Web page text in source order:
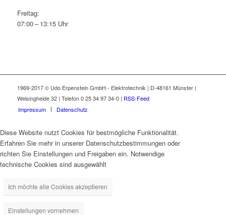
Freitag:
07:00 – 13:15 Uhr
1969-2017 © Udo Erpenstein GmbH - Elektrotechnik | D-48161 Münster |
Welsingheide 32 | Telefon 0 25 34 97 34-0 | RSS-Feed
Impressum
Datenschutz
Diese Website nutzt Cookies für bestmögliche Funktionalität.
Erfahren Sie mehr in unserer Datenschutzbestimmungen oder
richten Sie Einstellungen und Freigaben ein. Notwendige
technische Cookies sind ausgewählt
Ich möchte alle Cookies akzeptieren
Einstellungen vornehmen